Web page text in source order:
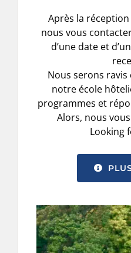
Après la
nous vous
d’une date et
Nous serons
notre école
programmes et
Alors, nous
Looking